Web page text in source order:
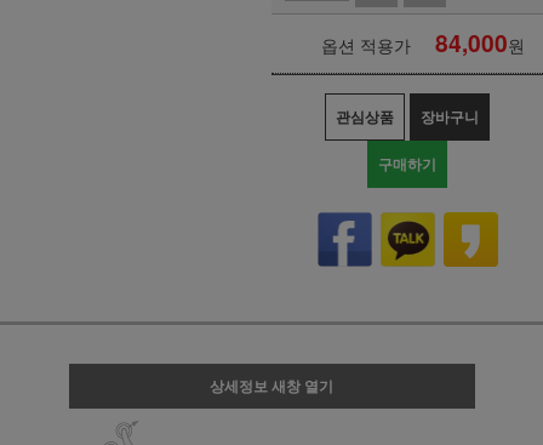
옵션 적용가 84,000원
관심상품 장바구니
구매하기
상세정보 새창 열기